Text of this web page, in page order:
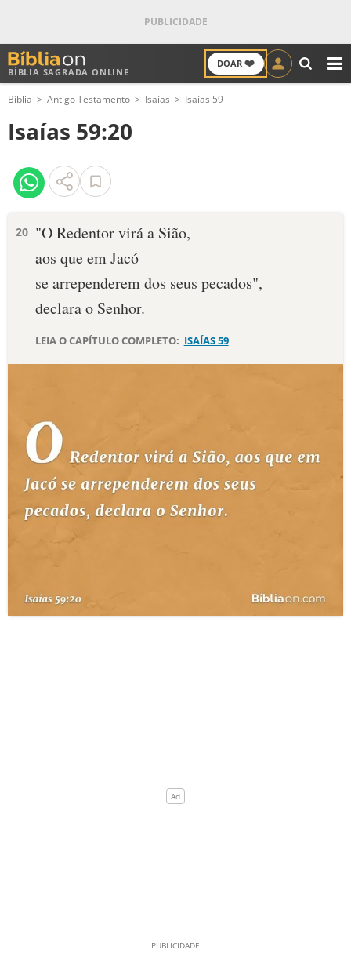
BÍBLIA SAGRADA ONLINE
DOAR ❤️
ANTIGO TESTAMENTO
NOVO TESTAMENTO
VERSÍCULOS
PALAVRA DO DIA
SALMO DO DIA
DEVOCIONAL DIÁRIO
ESTUDOS BÍBLICOS
ESBOÇOS DE PREGAÇÃO
PERGUNTE À BÍBLIA
QUEM SOMOS
Bíblia Antigo Testamento Isaías Isaías 59
Isaías 59:20
20 "O Redentor virá a Sião,
aos que em Jacó
se arrependerem dos seus pecados",
declara o Senhor.
LEIA O CAPÍTULO COMPLETO: ISAÍAS 59